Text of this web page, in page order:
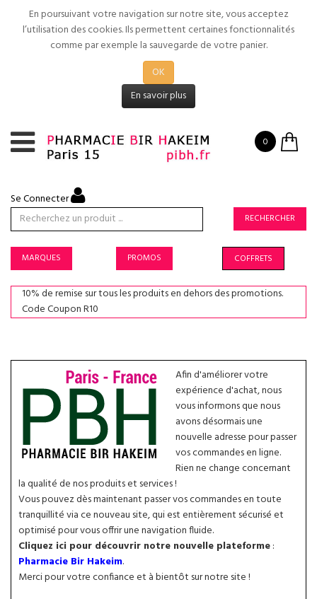
En poursuivant votre navigation sur notre site, vous acceptez
l’utilisation des cookies. Ils permettent certaines fonctionnalités
comme par exemple la sauvegarde de votre panier.
OK
En savoir plus
0
Se Connecter
RECHERCHER
MARQUES PROMOS COFFRETS
10% de remise sur tous les produits en dehors des promotions.
Code Coupon R10
Afin d'améliorer votre
expérience d'achat, nous
vous informons que nous
avons désormais une
nouvelle adresse pour passer
vos commandes en ligne.
Rien ne change concernant
la qualité de nos produits et services !
Vous pouvez dès maintenant passer vos commandes en toute
tranquillité via ce nouveau site, qui est entièrement sécurisé et
optimisé pour vous offrir une navigation fluide.
Cliquez ici pour découvrir notre nouvelle plateforme:
Pharmacie Bir Hakeim.
Merci pour votre confiance et à bientôt sur notre site !